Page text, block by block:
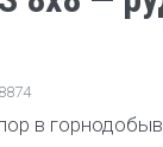
8874
в